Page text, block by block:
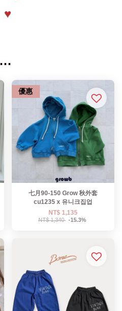
♥
⋯
優惠
七月90-150 Grow 秋外套
cu1235 x 유니크집업
NT$ 1,135
NT$ 1,340 -15.3%